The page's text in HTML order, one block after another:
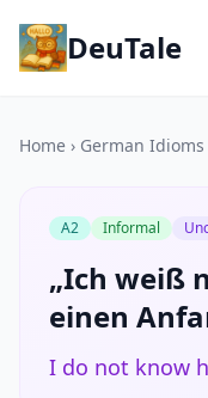
DeuTale
Home › German Idioms
A2 Informal
„Ich weiß
einen
I do not know